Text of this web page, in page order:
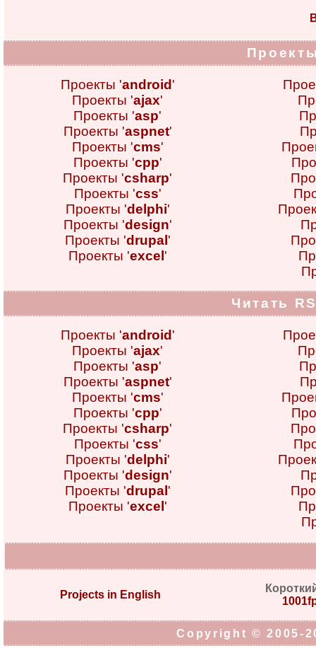
Проекты 'android '
Проекты 'ajax'
Проекты 'asp'
Проекты 'aspnet'
Проекты 'cms'
Проекты 'cpp'
Проекты 'csharp'
Проекты 'css'
Проекты 'delphi'
Проекты 'design'
Проекты 'drupal '
Проекты 'excel '
Читать
Проекты 'android '
Проекты 'ajax'
Проекты 'asp'
Проекты 'aspnet'
Проекты 'cms'
Проекты 'cpp'
Проекты 'csharp'
Проекты 'css'
Проекты 'delphi'
Проекты 'design'
Проекты 'drupal '
Проекты 'excel '
Projects in English
Copyright © 2005-